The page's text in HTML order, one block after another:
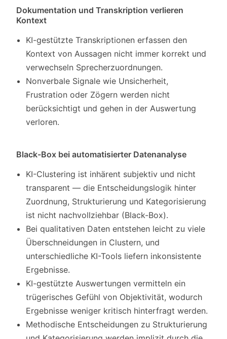
Dokumentation und Transkription verlieren
Kontext
KI-gestützte Transkriptionen erfassen den
Kontext von Aussagen nicht immer korrekt und
verwechseln Sprecherzuordnungen.
Nonverbale Signale wie Unsicherheit,
Frustration oder Zögern werden nicht
berücksichtigt und gehen in der Auswertung
verloren.
Black-Box bei automatisierter Datenanalyse
KI-Clustering ist inhärent subjektiv und nicht
transparent — die Entscheidungslogik hinter
Zuordnung, Strukturierung und Kategorisierung
ist nicht nachvollziehbar (Black-Box).
Bei qualitativen Daten entstehen leicht zu viele
Überschneidungen in Clustern, und
unterschiedliche KI-Tools liefern inkonsistente
Ergebnisse.
KI-gestützte Auswertungen vermitteln ein
trügerisches Gefühl von Objektivität, wodurch
Ergebnisse weniger kritisch hinterfragt werden.
Methodische Entscheidungen zu Strukturierung